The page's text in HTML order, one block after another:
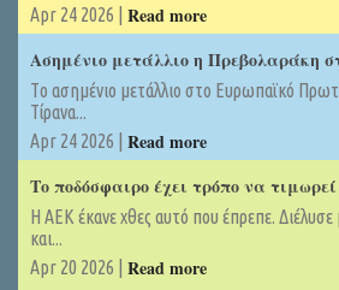
Apr 24 2026 | Read more
Ασημένιο μετάλλιο η Πρεβολαράκη
Tο ασημένιο μετάλλιο στο Ευρωπαϊκό
Τίρανα...
Apr 24 2026 | Read more
Το ποδόσφαιρο έχει τρόπο να τιμωρεί
Η ΑΕΚ έκανε χθες αυτό που έπρεπε. Διέλυσε
και...
Apr 20 2026 | Read more